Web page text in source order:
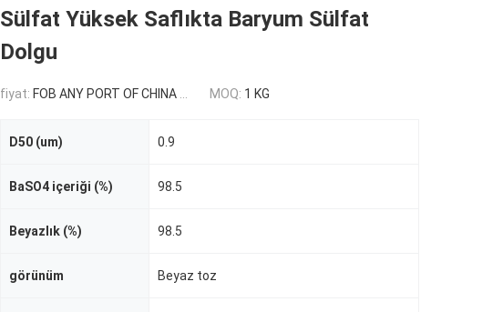
Sülfat Yüksek Saflıkta Baryum Sülfat
Dolgu
fiyat: FOB ANY PORT OF CHINA USD 0.3-0.9/kg MOQ: 1 KG
D50 (um) 0.9
BaSO4 içeriği (%) 98.5
Beyazlık (%) 98.5
görünüm Beyaz toz